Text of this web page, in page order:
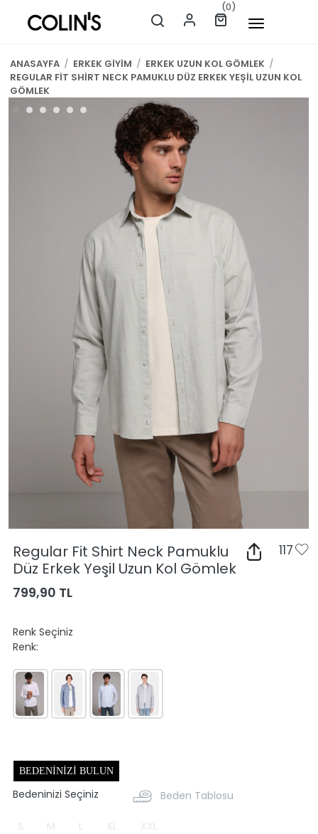
(0)
ANASAYFA / ERKEK GİYİM / ERKEK UZUN KOL GÖMLEK /
REGULAR FİT SHİRT NECK PAMUKLU DÜZ ERKEK YEŞİL UZUN KOL
GÖMLEK
Regular Fit Shirt Neck Pamuklu
Düz Erkek Yeşil Uzun Kol Gömlek
117
799,90 TL
Renk Seçiniz
Renk:
BEDENINIZI BULUN
Bedeninizi Seçiniz Beden Tablosu
S M L XL XXL